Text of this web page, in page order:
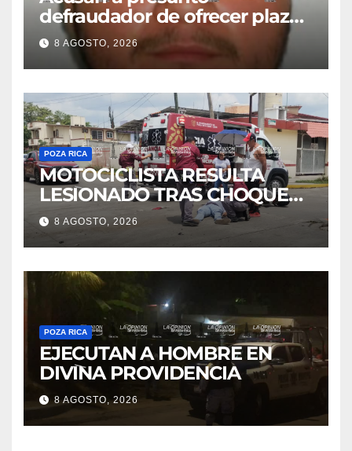
defraudador de ofrecer plazas
de maestros
8 AGOSTO, 2026
POZA RICA
MOTOCICLISTA RESULTA
LESIONADO TRAS CHOQUE
EN LA 27 DE SEPTIEMBRE
8 AGOSTO, 2026
POZA RICA
EJECUTAN A HOMBRE EN
DIVINA PROVIDENCIA
8 AGOSTO, 2026